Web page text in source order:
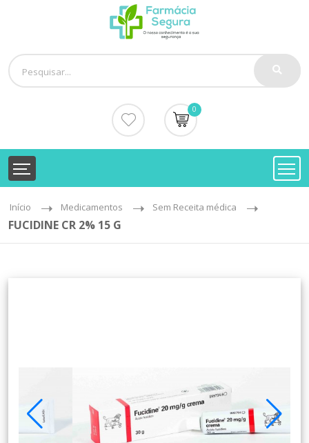
0
Início Medicamentos Sem Receita médica
FUCIDINE CR 2% 15 G